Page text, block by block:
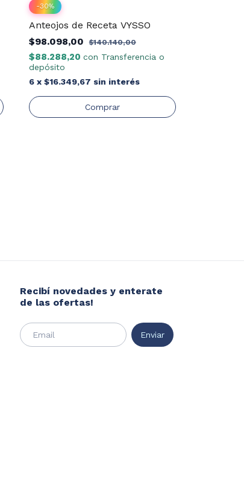
-30%
Anteojos de Receta VYSSO
$98.098,00
$140.140,00
$88.288,20 con Transferencia o
depósito
6 x $16.349,67 sin interés
Recibí novedades y enterate
de las ofertas!